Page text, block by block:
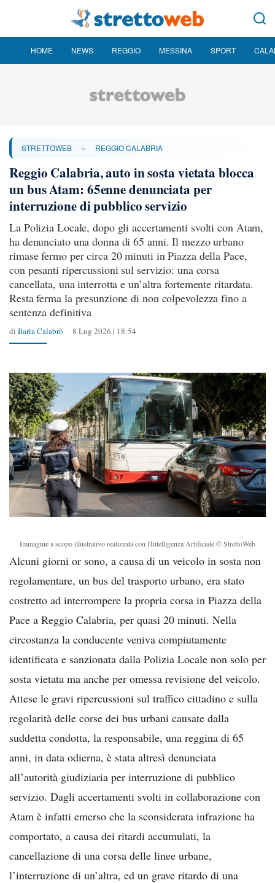
HOME NEWS REGGIO MESSINA SPORT
STRETTOWEB » REGGIO CALABRIA
Reggio Calabria, auto in sosta vietata blocca
un bus Atam: 65enne denunciata per
interruzione di pubblico servizio
La Polizia Locale, dopo gli accertamenti svolti con Atam,
ha denunciato una donna di 65 anni. Il mezzo urbano
rimase fermo per circa 20 minuti in Piazza della Pace,
con pesanti ripercussioni sul servizio: una corsa
cancellata, una interrotta e un’altra fortemente ritardata.
Resta ferma la presunzione di non colpevolezza fino a
sentenza definitiva
di Ilaria Calabrò 8 Lug 2026 | 18:54
Immagine a scopo illustrativo realizzata con l'Intelligenza Artificiale © StrettoWeb
Alcuni giorni or sono, a causa di un veicolo in sosta non
regolamentare, un bus del trasporto urbano, era stato
costretto ad interrompere la propria corsa in Piazza della
Pace a Reggio Calabria, per quasi 20 minuti. Nella
circostanza la conducente veniva compiutamente
identificata e sanzionata dalla Polizia Locale non solo per
sosta vietata ma anche per omessa revisione del veicolo.
Attese le gravi ripercussioni sul traffico cittadino e sulla
regolarità delle corse dei bus urbani causate dalla
suddetta condotta, la responsabile, una reggina di 65
anni, in data odierna, è stata altresì denunciata
all’autorità giudiziaria per interruzione di pubblico
servizio. Dagli accertamenti svolti in collaborazione con
Atam è infatti emerso che la sconsiderata infrazione ha
comportato, a causa dei ritardi accumulati, la
cancellazione di una corsa delle linee urbane,
l’interruzione di un’altra, ed un grave ritardo di una